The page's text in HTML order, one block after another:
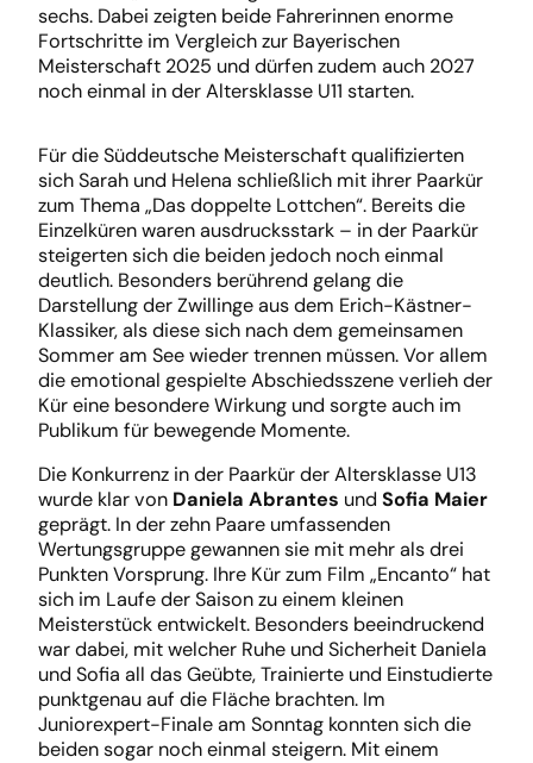
sechs. Dabei zeigten beide Fahrerinnen enorme
Fortschritte im Vergleich zur Bayerischen
Meisterschaft 2025 und dürfen zudem auch 2027
noch einmal in der Altersklasse U11 starten.
Für die Süddeutsche Meisterschaft qualifizierten
sich Sarah und Helena schließlich mit ihrer Paarkür
zum Thema „Das doppelte Lottchen“. Bereits die
Einzelküren waren ausdrucksstark – in der Paarkür
steigerten sich die beiden jedoch noch einmal
deutlich. Besonders berührend gelang die
Darstellung der Zwillinge aus dem Erich-Kästner-
Klassiker, als diese sich nach dem gemeinsamen
Sommer am See wieder trennen müssen. Vor allem
die emotional gespielte Abschiedsszene verlieh der
Kür eine besondere Wirkung und sorgte auch im
Publikum für bewegende Momente.
Die Konkurrenz in der Paarkür der Altersklasse U13
wurde klar von Daniela Abrantes und Sofia Maier
geprägt. In der zehn Paare umfassenden
Wertungsgruppe gewannen sie mit mehr als drei
Punkten Vorsprung. Ihre Kür zum Film „Encanto“ hat
sich im Laufe der Saison zu einem kleinen
Meisterstück entwickelt. Besonders beeindruckend
war dabei, mit welcher Ruhe und Sicherheit Daniela
und Sofia all das Geübte, Trainierte und Einstudierte
punktgenau auf die Fläche brachten. Im
Juniorexpert-Finale am Sonntag konnten sich die
beiden sogar noch einmal steigern. Mit einem